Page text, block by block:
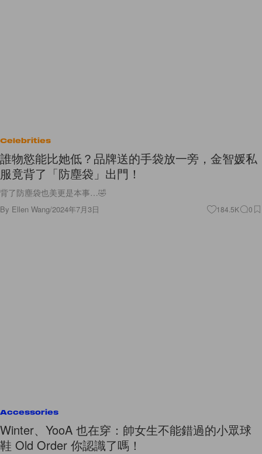
Celebrities
誰物慾能比她低？品牌送的手袋放一旁，金智媛私
服竟背了「防塵袋」出門！
背了防塵袋也美更是本事…🤣
By Ellen Wang/2024年7月3日 184.5K 0
Accessories
Winter、YooA 也在穿：帥女生不能錯過的小眾球
鞋 Old Order 你認識了嗎！